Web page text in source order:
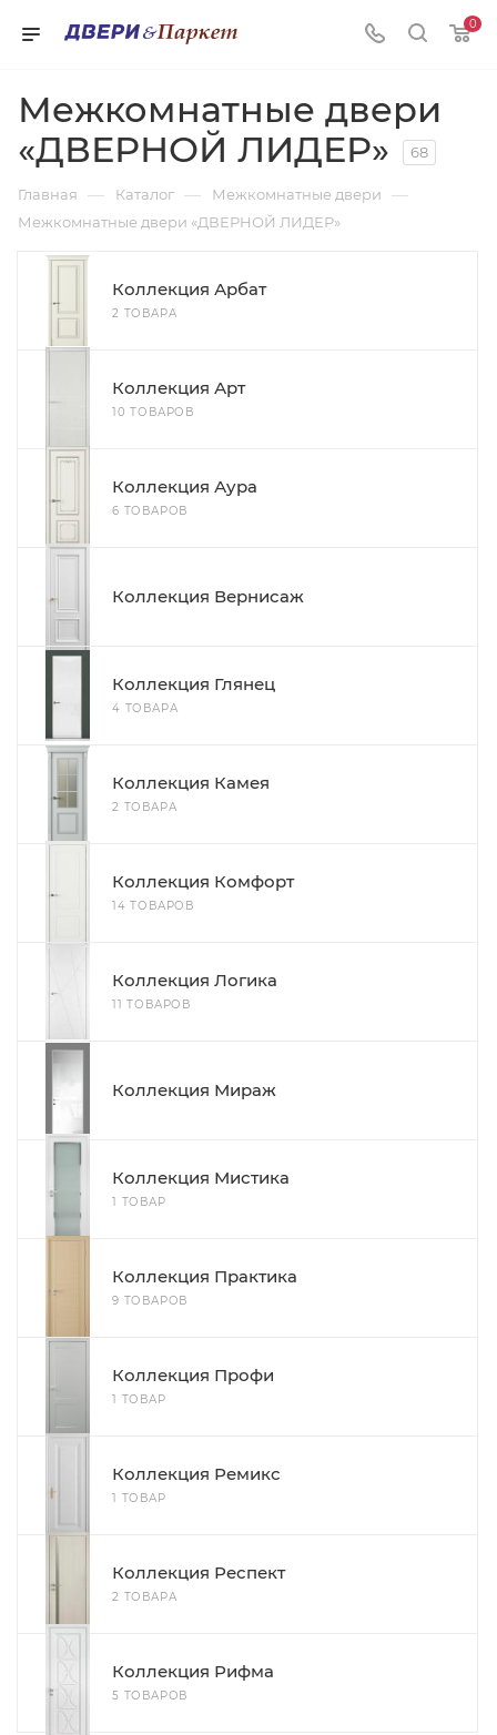
0
Межкомнатные двери
«ДВЕРНОЙ ЛИДЕР»
68
Главная — Каталог — Межкомнатные двери —
Межкомнатные двери «ДВЕРНОЙ ЛИДЕР»
Коллекция Арбат
2 ТОВАРА
Коллекция Арт
10 ТОВАРОВ
Коллекция Аура
6 ТОВАРОВ
Коллекция Вернисаж
Коллекция Глянец
4 ТОВАРА
Коллекция Камея
2 ТОВАРА
Коллекция Комфорт
14 ТОВАРОВ
Коллекция Логика
11 ТОВАРОВ
Коллекция Мираж
Коллекция Мистика
1 ТОВАР
Коллекция Практика
9 ТОВАРОВ
Коллекция Профи
1 ТОВАР
Коллекция Ремикс
1 ТОВАР
Коллекция Респект
2 ТОВАРА
Коллекция Рифма
5 ТОВАРОВ